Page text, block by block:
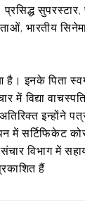
प्रसिद्ध
भारतीय
इनके पिता
विद्या
इन्होंने
में
विभाग में
हैं